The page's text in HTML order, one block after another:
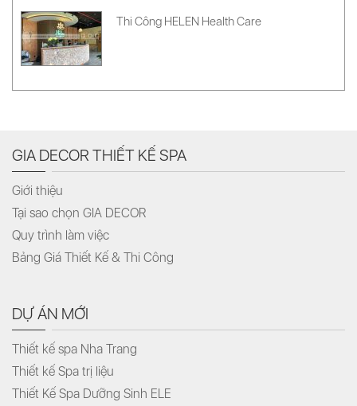
Thi Công HELEN Health Care
GIA DECOR THIẾT KẾ SPA
Giới thiệu
Tại sao chọn GIA DECOR
Quy trình làm việc
Bảng Giá Thiết Kế & Thi Công
DỰ ÁN MỚI
Thiết kế spa Nha Trang
Thiết kế Spa trị liệu
Thiết Kế Spa Dưỡng Sinh ELE